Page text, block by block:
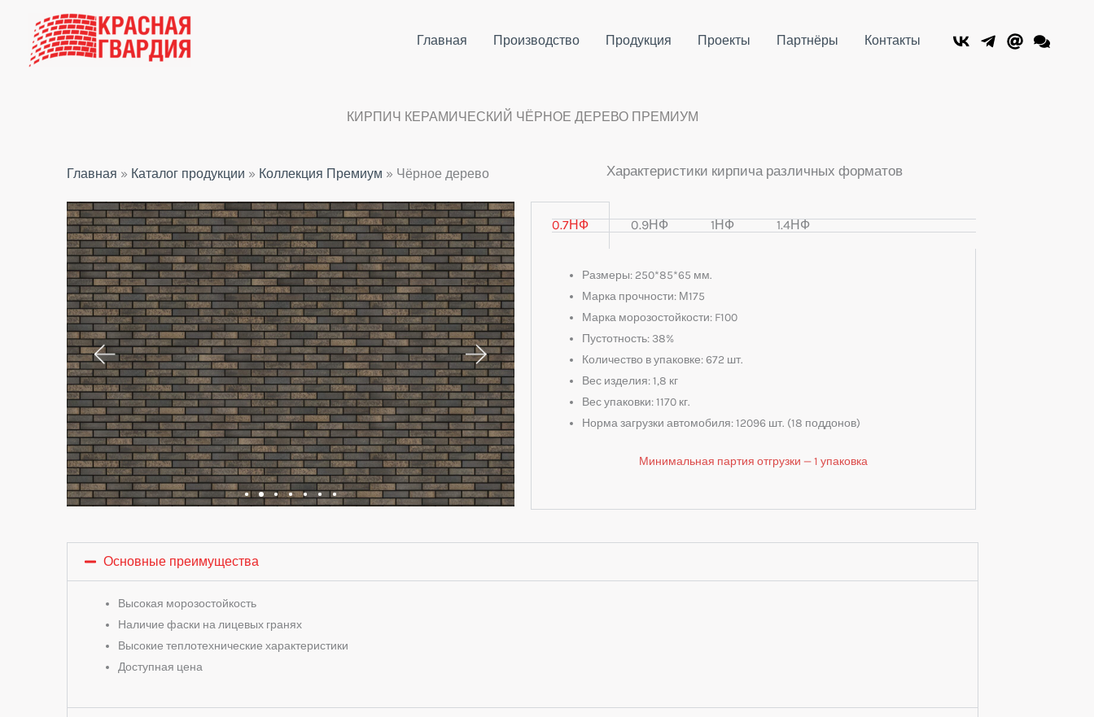
содержимому
Главная Производство Продукция Проекты Партнёры Контакты
КИРПИЧ КЕРАМИЧЕСКИЙ ЧЁРНОЕ ДЕРЕВО ПРЕМИУМ
Главная » Каталог продукции » Коллекция Премиум » Чёрное дерево Характеристики кирпича различных форматов
0.7НФ 0.9НФ 1НФ 1.4НФ
Размеры: 250*85*65 мм.
Марка прочности: М175
Марка морозостойкости: F100
Пустотность: 38%
Количество в упаковке: 672 шт.
Вес изделия: 1,8 кг
Вес упаковки: 1170 кг.
Норма загрузки автомобиля: 12096 шт. (18 поддонов)
Минимальная партия отгрузки — 1 упаковка
Основные преимущества
Высокая морозостойкость
Наличие фаски на лицевых гранях
Высокие теплотехнические характеристики
Доступная цена